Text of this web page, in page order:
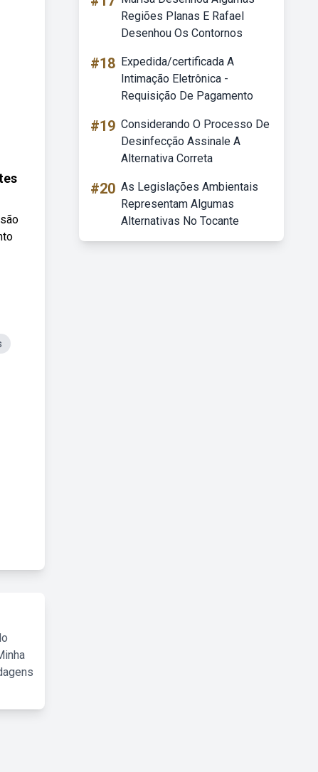
Regiões Planas E Rafael
Desenhou Os Contornos
#18 Expedida/certificada A
Intimação Eletrônica -
Requisição De Pagamento
#19 Considerando O Processo De
Desinfecção Assinale A
Alternativa Correta
#20 As Legislações Ambientais
Representam Algumas
Alternativas No Tocante